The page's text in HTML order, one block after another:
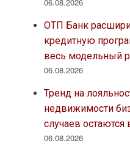
ОТП Банк
кредитную
весь модельный
06.08.2026
Тренд на
недвижимости
случаев остаются
06.08.2026